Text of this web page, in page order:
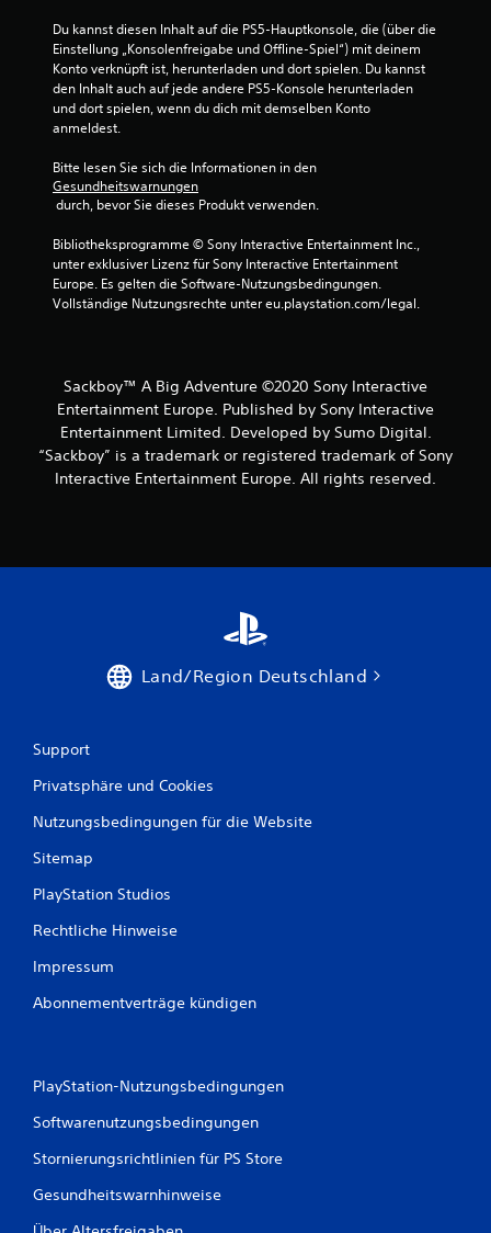
Du kannst diesen Inhalt auf die PS5-Hauptkonsole, die (über die
Einstellung „Konsolenfreigabe und Offline-Spiel“) mit deinem
Konto verknüpft ist, herunterladen und dort spielen. Du kannst
den Inhalt auch auf jede andere PS5-Konsole herunterladen
und dort spielen, wenn du dich mit demselben Konto
anmeldest.
Bitte lesen Sie sich die Informationen in den
Gesundheitswarnungen
durch, bevor Sie dieses Produkt verwenden.
Bibliotheksprogramme © Sony Interactive Entertainment Inc.,
unter exklusiver Lizenz für Sony Interactive Entertainment
Europe. Es gelten die Software-Nutzungsbedingungen.
Vollständige Nutzungsrechte unter eu.playstation.com/legal.
Sackboy™ A Big Adventure ©2020 Sony Interactive
Entertainment Europe. Published by Sony Interactive
Entertainment Limited. Developed by Sumo Digital.
“Sackboy” is a trademark or registered trademark of Sony
Interactive Entertainment Europe. All rights reserved.
Land/Region Deutschland
Support
Privatsphäre und Cookies
Nutzungsbedingungen für die Website
Sitemap
PlayStation Studios
Rechtliche Hinweise
Impressum
Abonnementverträge kündigen
PlayStation-Nutzungsbedingungen
Softwarenutzungsbedingungen
Stornierungsrichtlinien für PS Store
Gesundheitswarnhinweise